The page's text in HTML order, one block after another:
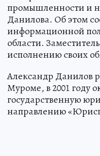
промышленности и
Данилова. Об этом
информационной
области.
исполнению своих
Александр Данилов
Муроме, в 2001 году
государственную
направлению